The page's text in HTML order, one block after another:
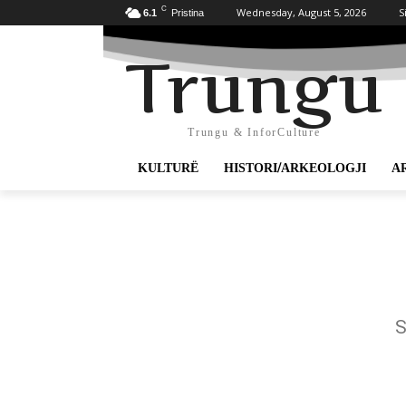
6.1 C Pristina Wednesday, August 5, 2026
Trungu
Trungu & InforCulture
KULTURË HISTORI/ARKEOLOGJI